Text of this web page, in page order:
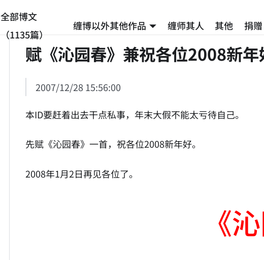
全部博文
（1135篇）
缠博以外其他作品 缠师其人 其他 捐赠
赋《沁园春》兼祝各位2008新年
2007/12/28 15:56:00
本ID要赶着出去干点私事，年末大假不能太亏待自己。
先赋《沁园春》一首，祝各位2008新年好。
2008年1月2日再见各位了。
《